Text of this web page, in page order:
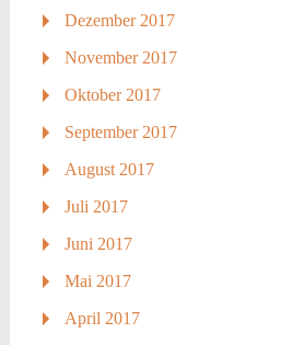
Dezember 2017
November 2017
Oktober 2017
September 2017
August 2017
Juli 2017
Juni 2017
Mai 2017
April 2017